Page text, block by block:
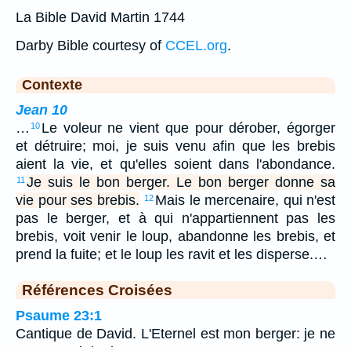
La Bible David Martin 1744
Darby Bible courtesy of CCEL.org.
Contexte
Jean 10
… 10 Le voleur ne vient que pour dérober, égorger
et détruire; moi, je suis venu afin que les brebis
aient la vie, et qu'elles soient dans l'abondance.
11 Je suis le bon berger. Le bon berger donne sa
vie pour ses brebis.
12 Mais le mercenaire, qui n'est
pas le berger, et à qui n'appartiennent pas les
brebis, voit venir le loup, abandonne les brebis, et
prend la fuite; et le loup les ravit et les disperse.…
Références Croisées
Psaume 23:1
Cantique de David. L'Eternel est mon berger: je ne